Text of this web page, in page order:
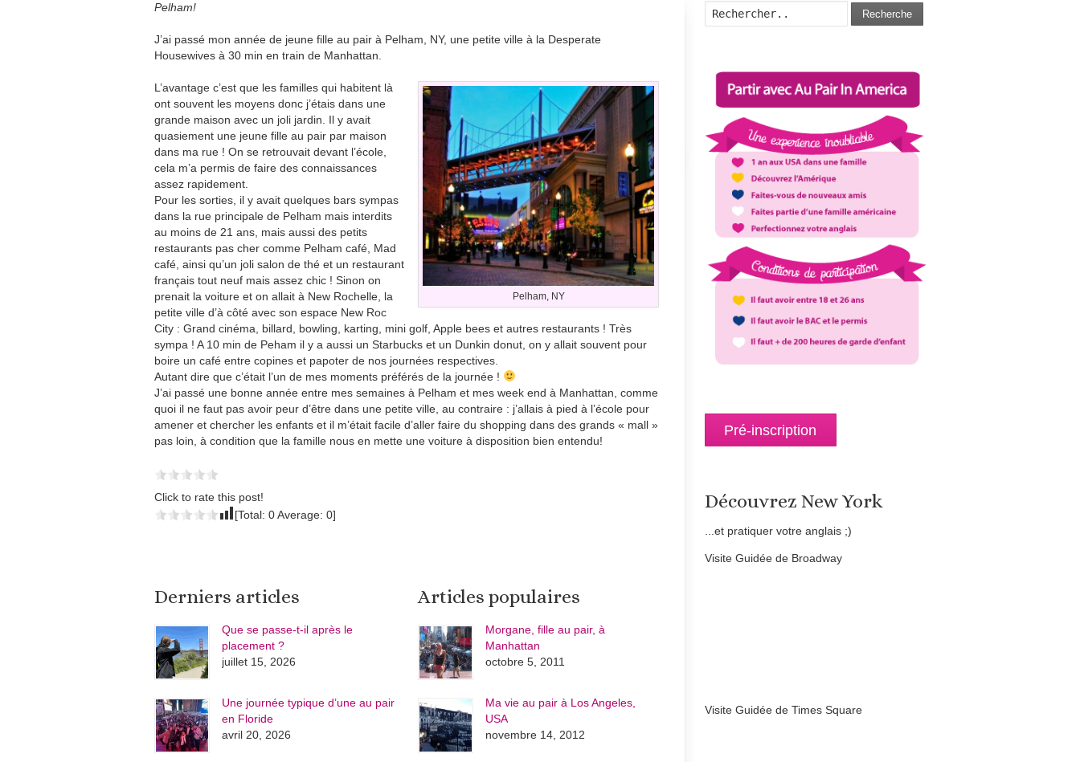
Pelham!
J’ai passé mon année de jeune fille au pair à Pelham, NY, une petite ville à la Desperate
Housewives à 30 min en train de Manhattan.
Pelham, NY
L’avantage c’est que les familles qui habitent là
ont souvent les moyens donc j’étais dans une
grande maison avec un joli jardin. Il y avait
quasiement une jeune fille au pair par maison
dans ma rue ! On se retrouvait devant l’école,
cela m’a permis de faire des connaissances
assez rapidement.
Pour les sorties, il y avait quelques bars sympas
dans la rue principale de Pelham mais interdits
au moins de 21 ans, mais aussi des petits
restaurants pas cher comme Pelham café, Mad
café, ainsi qu’un joli salon de thé et un restaurant
français tout neuf mais assez chic ! Sinon on
prenait la voiture et on allait à New Rochelle, la
petite ville d’à côté avec son espace New Roc
City : Grand cinéma, billard, bowling, karting, mini golf, Apple bees et autres restaurants ! Très
sympa ! A 10 min de Peham il y a aussi un Starbucks et un Dunkin donut, on y allait souvent pour
boire un café entre copines et papoter de nos journées respectives.
Autant dire que c’était l’un de mes moments préférés de la journée !
J’ai passé une bonne année entre mes semaines à Pelham et mes week end à Manhattan, comme
quoi il ne faut pas avoir peur d’être dans une petite ville, au contraire : j’allais à pied à l’école pour
amener et chercher les enfants et il m’était facile d’aller faire du shopping dans des grands « mall »
pas loin, à condition que la famille nous en mette une voiture à disposition bien entendu!
Click to rate this post!
[Total: 0Average: 0]
Derniers articles
Que se passe-t-il après le
placement ?
juillet 15, 2026
Une journée typique d’une au pair
en Floride
avril 20, 2026
Articles populaires
Morgane, fille au pair, à
Manhattan
octobre 5, 2011
Ma vie au pair à Los Angeles,
USA
novembre 14, 2012
Recherche
Pré-inscription
Découvrez New York
...et pratiquer votre anglais ;)
Visite Guidée de Broadway
Visite Guidée de Times Square